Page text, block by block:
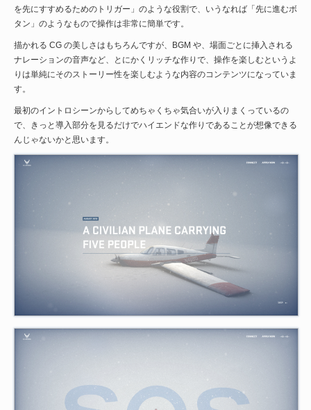
を先にすすめるためのトリガー」のような役割で、いうなれば「先に進むボ
タン」のようなもので操作は非常に簡単です。
描かれる CG の美しさはもちろんですが、BGM や、場面ごとに挿入される
ナレーションの音声など、とにかくリッチな作りで、操作を楽しむというよ
りは単純にそのストーリー性を楽しむような内容のコンテンツになっていま
す。
最初のイントロシーンからしてめちゃくちゃ気合いが入りまくっているの
で、きっと導入部分を見るだけでハイエンドな作りであることが想像できる
んじゃないかと思います。